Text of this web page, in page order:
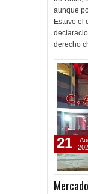
aunque
Estuvo el
derecho
21